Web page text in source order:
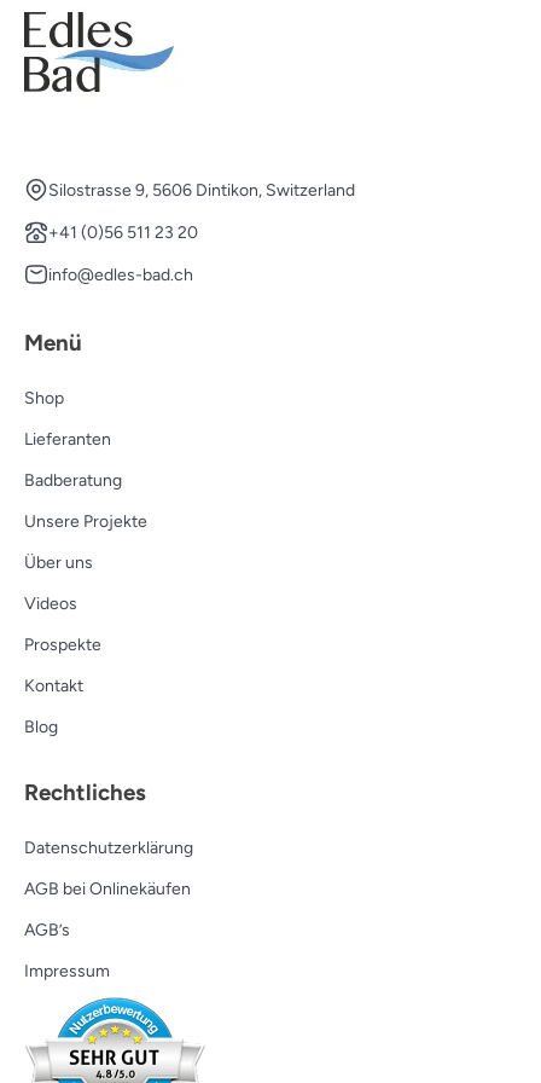
Silostrasse 9, 5606 Dintikon, Switzerland
+41 (0)56 511 23 20
info@edles-bad.ch
Menü
Shop
Lieferanten
Badberatung
Unsere Projekte
Über uns
Videos
Prospekte
Kontakt
Blog
Rechtliches
Datenschutzerklärung
AGB bei Onlinekäufen
AGB’s
Impressum